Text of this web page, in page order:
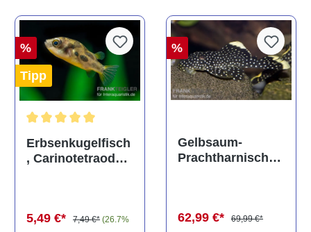
%
Tipp
Durchschnittliche Bewertung von 5 von 5 Sternen
Erbsenkugelfisch
, Carinotetraodon
5,49 €* 7,49 €* (26.7%
%
Gelbsaum-
Prachtharnischw
62,99 €*
69,99 €*